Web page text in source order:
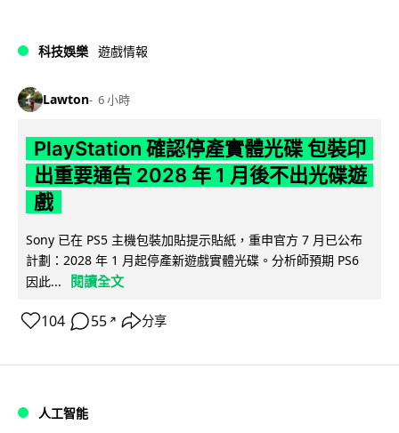
科技娛樂 遊戲情報
Lawton 6 小時
PlayStation 確認停產實體光碟 包裝印
出重要通告 2028 年 1 月後不出光碟遊
戲
Sony 已在 PS5 主機包裝加貼提示貼紙，重申官方 7 月已公布
計劃：2028 年 1 月起停產新遊戲實體光碟。分析師預期 PS6
因此...
閱讀全文
104 55 ↗ 分享
人工智能